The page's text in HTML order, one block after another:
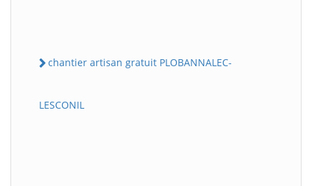
chantier artisan gratuit PLOBANNALEC-
LESCONIL